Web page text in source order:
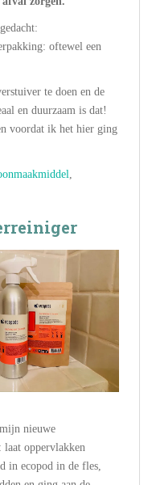
oftewel een
te doen en de
en duurzaam is dat!
voordat ik het hier ging
nieuwe
laat oppervlakken
in ecopod in de fles,